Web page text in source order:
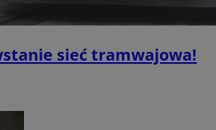
sieć tramwajowa!